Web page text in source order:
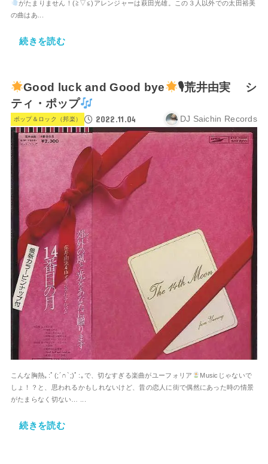
がたまりません！(⁠≧⁠▽⁠≦⁠)アレンジャーは萩田光雄。この３人以外での太田裕美
の曲はあ...
続きを読む
Good luck and Good bye
🎙荒井由実 シ
ティ・ポップ
ポップ＆ロック（邦楽） 2022.11.04 DJ Saichin Records
こんな胸熱｡⁠:ﾟ⁠(⁠;⁠´⁠∩⁠`⁠;⁠)ﾟ⁠:⁠｡で、切なすぎる楽曲がユーフォリア
Musicじゃないで
しょ！？と、思われるかもしれないけど、昔の恋人に街で偶然にあった時の情景
がたまらなく切ない… ...
続きを読む